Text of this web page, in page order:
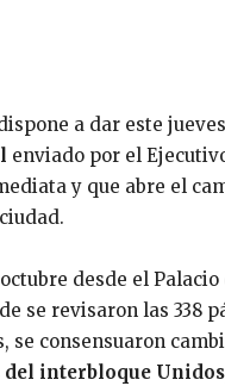
a dar este
enviado por el
y que abre el
desde el
se revisaron las 338
consensuaron
del interbloque Unidos